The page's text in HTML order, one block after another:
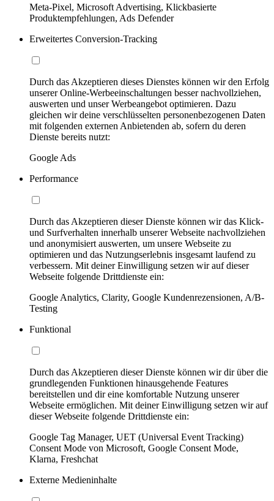
Meta-Pixel, Microsoft Advertising, Klickbasierte
Produktempfehlungen, Ads Defender
Erweitertes Conversion-Tracking
Durch das Akzeptieren dieses Dienstes können wir den Erfolg
unserer Online-Werbeeinschaltungen besser nachvollziehen,
auswerten und unser Werbeangebot optimieren. Dazu
gleichen wir deine verschlüsselten personenbezogenen Daten
mit folgenden externen Anbietenden ab, sofern du deren
Dienste bereits nutzt:
Google Ads
Performance
Durch das Akzeptieren dieser Dienste können wir das Klick-
und Surfverhalten innerhalb unserer Webseite nachvollziehen
und anonymisiert auswerten, um unsere Webseite zu
optimieren und das Nutzungserlebnis insgesamt laufend zu
verbessern. Mit deiner Einwilligung setzen wir auf dieser
Webseite folgende Drittdienste ein:
Google Analytics, Clarity, Google Kundenrezensionen, A/B-
Testing
Funktional
Durch das Akzeptieren dieser Dienste können wir dir über die
grundlegenden Funktionen hinausgehende Features
bereitstellen und dir eine komfortable Nutzung unserer
Webseite ermöglichen. Mit deiner Einwilligung setzen wir auf
dieser Webseite folgende Drittdienste ein:
Google Tag Manager, UET (Universal Event Tracking)
Consent Mode von Microsoft, Google Consent Mode,
Klarna, Freshchat
Externe Medieninhalte